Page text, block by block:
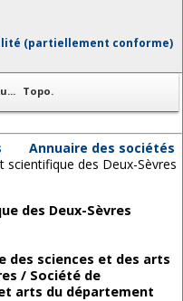
(partiellement conforme)
Topo.
Annuaire des sociétés
scientifique des Deux-Sèvres
des Deux-Sèvres
des sciences et des arts
/ Société de
arts du département